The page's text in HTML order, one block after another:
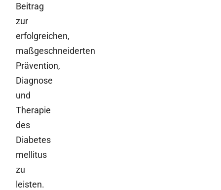
Beitrag
zur
erfolgreichen,
maßgeschneiderten
Prävention,
Diagnose
und
Therapie
des
Diabetes
mellitus
zu
leisten.